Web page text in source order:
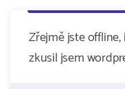
Zřejmě jste
zkusil jsem